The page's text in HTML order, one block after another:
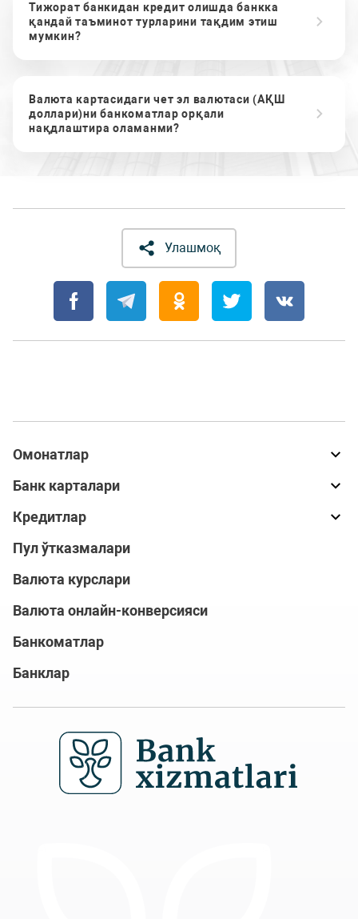
Тижорат банкидан кредит олишда банкка
қандай таъминот турларини тақдим этиш
мумкин?
Валюта картасидаги чет эл валютаси (АҚШ
доллари)ни банкоматлар орқали
нақдлаштира оламанми?
Улашмоқ
Омонатлар
Банк карталари
Кредитлар
Пул ўтказмалари
Валюта курслари
Валюта онлайн-конверсияси
Банкоматлар
Банклар